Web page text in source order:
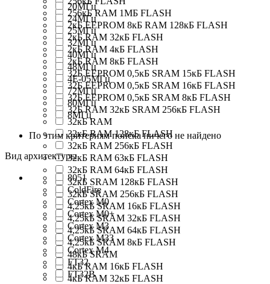
256кБ RAM 1МБ FLASH
2кБ EEPROM 8кБ RAM 128кБ FLASH
2кБ RAM 32кБ FLASH
2кБ RAM 4кБ FLASH
2кБ RAM 8кБ FLASH
32Б EEPROM 0,5кБ SRAM 15кБ FLASH
32Б EEPROM 0,5кБ SRAM 16кБ FLASH
32Б EEPROM 0,5кБ SRAM 8кБ FLASH
32Б RAM 32кБ SRAM 256кБ FLASH
32кБ RAM
32кБ RAM 128кБ FLASH
32кБ RAM 256кБ FLASH
32кБ RAM 63кБ FLASH
32кБ RAM 64кБ FLASH
32кБ SRAM 128кБ FLASH
32кБ SRAM 256кБ FLASH
4,25кБ SRAM 16кБ FLASH
4,25кБ SRAM 32кБ FLASH
4,25кБ SRAM 64кБ FLASH
4,25кБ SRAM 8кБ FLASH
48кБ SRAM
4кБ RAM 16кБ FLASH
4кБ RAM 32кБ FLASH
20МГц
24МГц
25МГц
32МГц
40МГц
48МГц
4E-05МГц
72МГц
80МГц
8МГц
По этим критериям поиска ничего не найдено
Вид архитектуры
8051
ColdFire
Cortex M0
Cortex M0+
Cortex M3
Cortex M33
Cortex M4
FT32
FT32B